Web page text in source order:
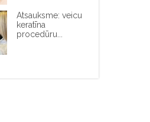
Atsauksme: veicu
keratīna
procedūru...